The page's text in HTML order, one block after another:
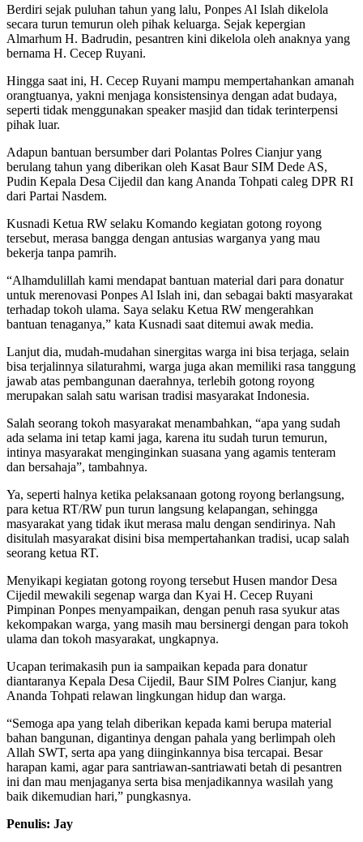
Berdiri sejak puluhan tahun yang lalu, Ponpes Al Islah dikelola
secara turun temurun oleh pihak keluarga. Sejak kepergian
Almarhum H. Badrudin, pesantren kini dikelola oleh anaknya yang
bernama H. Cecep Ruyani.
Hingga saat ini, H. Cecep Ruyani mampu mempertahankan amanah
orangtuanya, yakni menjaga konsistensinya dengan adat budaya,
seperti tidak menggunakan speaker masjid dan tidak terinterpensi
pihak luar.
Adapun bantuan bersumber dari Polantas Polres Cianjur yang
berulang tahun yang diberikan oleh Kasat Baur SIM Dede AS,
Pudin Kepala Desa Cijedil dan kang Ananda Tohpati caleg DPR RI
dari Partai Nasdem.
Kusnadi Ketua RW selaku Komando kegiatan gotong royong
tersebut, merasa bangga dengan antusias warganya yang mau
bekerja tanpa pamrih.
“Alhamdulillah kami mendapat bantuan material dari para donatur
untuk merenovasi Ponpes Al Islah ini, dan sebagai bakti masyarakat
terhadap tokoh ulama. Saya selaku Ketua RW mengerahkan
bantuan tenaganya,” kata Kusnadi saat ditemui awak media.
Lanjut dia, mudah-mudahan sinergitas warga ini bisa terjaga, selain
bisa terjalinnya silaturahmi, warga juga akan memiliki rasa tanggung
jawab atas pembangunan daerahnya, terlebih gotong royong
merupakan salah satu warisan tradisi masyarakat Indonesia.
Salah seorang tokoh masyarakat menambahkan, “apa yang sudah
ada selama ini tetap kami jaga, karena itu sudah turun temurun,
intinya masyarakat menginginkan suasana yang agamis tenteram
dan bersahaja”, tambahnya.
Ya, seperti halnya ketika pelaksanaan gotong royong berlangsung,
para ketua RT/RW pun turun langsung kelapangan, sehingga
masyarakat yang tidak ikut merasa malu dengan sendirinya. Nah
disitulah masyarakat disini bisa mempertahankan tradisi, ucap salah
seorang ketua RT.
Menyikapi kegiatan gotong royong tersebut Husen mandor Desa
Cijedil mewakili segenap warga dan Kyai H. Cecep Ruyani
Pimpinan Ponpes menyampaikan, dengan penuh rasa syukur atas
kekompakan warga, yang masih mau bersinergi dengan para tokoh
ulama dan tokoh masyarakat, ungkapnya.
Ucapan terimakasih pun ia sampaikan kepada para donatur
diantaranya Kepala Desa Cijedil, Baur SIM Polres Cianjur, kang
Ananda Tohpati relawan lingkungan hidup dan warga.
“Semoga apa yang telah diberikan kepada kami berupa material
bahan bangunan, digantinya dengan pahala yang berlimpah oleh
Allah SWT, serta apa yang diinginkannya bisa tercapai. Besar
harapan kami, agar para santriawan-santriawati betah di pesantren
ini dan mau menjaganya serta bisa menjadikannya wasilah yang
baik dikemudian hari,” pungkasnya.
Penulis: Jay